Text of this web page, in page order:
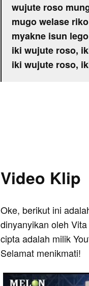
wujute roso
mugo welase
myakne isun
iki wujute roso,
iki wujute roso,
Video Klip
Oke, berikut ini
dinyanyikan oleh
cipta adalah milik
Selamat menikmati!